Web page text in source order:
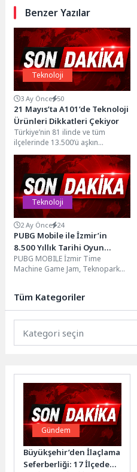
Benzer Yazılar
Teknoloji
3 Ay Önce 50
21 Mayıs’ta A101’de Teknoloji
Ürünleri Dikkatleri Çekiyor
Türkiye’nin 81 ilinde ve tüm
ilçelerinde 13.500’ü aşkın
marketiyle hizmet veren,
1.200’den fazla tedarikçisiyle
perakende...
Teknoloji
2 Ay Önce 24
PUBG Mobile ile İzmir’in
8.500 Yıllık Tarihi Oyun
Deneyimine Dönüştü
PUBG MOBILE İzmir Time
Machine Game Jam, Teknopark
Tüm Kategoriler
Gündem
Büyükşehir’den İlaçlama
Seferberliği: 17 İlçede